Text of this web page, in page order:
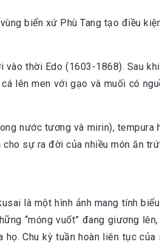
thời Edo (1603-1868). Sau
lên men với gạo và muối có
nước tương và mirin),
sự ra đời của nhiều món ăn trứ
là một hình ảnh mang tính
“móng vuốt” đang giương
Chu kỳ tuần hoàn liên tục